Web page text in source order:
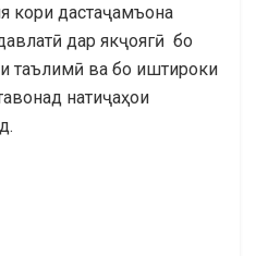
кори дастаҷамъона
дар якҷоягӣ бо
таълимӣ ва бо иштироки
натиҷаҳои